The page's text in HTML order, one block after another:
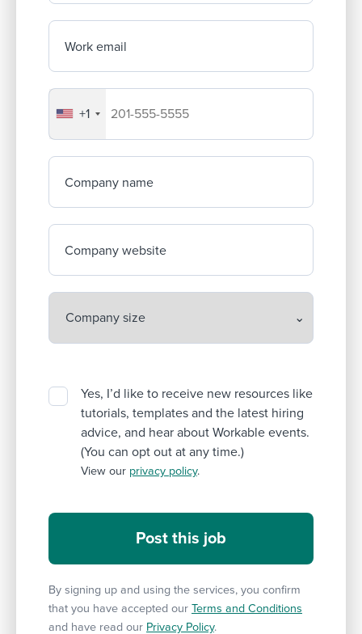
Work email
Your company's phone number
+1
Company name
Company website
Yes, I’d like to receive new resources like
tutorials, templates and the latest hiring
advice, and hear about Workable events.
(You can opt out at any time.)
View our privacy policy.
By signing up and using the services, you confirm
that you have accepted our Terms and Conditions
and have read our Privacy Policy.